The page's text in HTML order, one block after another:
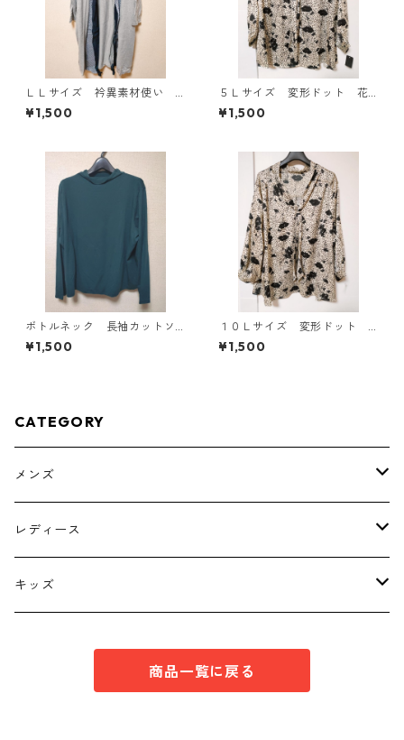
ＬＬサイズ 衿異素材使い
トッパーカーディガン グレ
ー KAE-4807
¥1,500
５Ｌサイズ 変形ドット 花
柄 ボウタイブラウス オフ
ホワイト KAE-4764
¥1,500
ボトルネック 長袖カットソ
ー ４Ｌ ティールグリー
ン KAE-4812
¥1,500
１０Ｌサイズ 変形ドット
花柄 ボウタイブラウス オ
フホワイト KAE-4772
¥1,500
CATEGORY
メンズ
トップス
ボトムス
レディース
トップス
キッズ
商品一覧に戻る